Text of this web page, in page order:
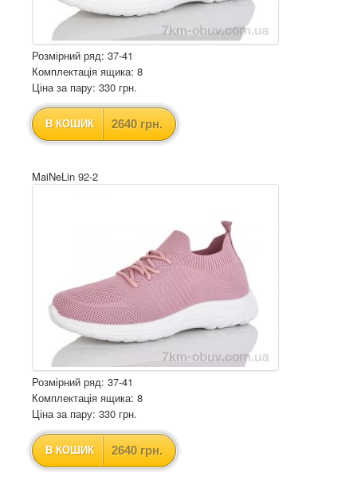
Розмірний ряд: 37-41
Комплектація ящика: 8
Ціна за пару: 330 грн.
В КОШИК 2640 грн.
MaiNeLin 92-2
Розмірний ряд: 37-41
Комплектація ящика: 8
Ціна за пару: 330 грн.
В КОШИК 2640 грн.